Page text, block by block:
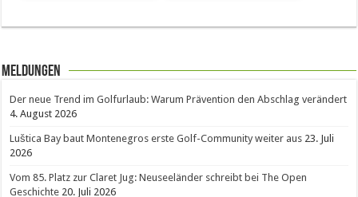
Meldungen
Der neue Trend im Golfurlaub: Warum Prävention den Abschlag verändert
4. August 2026
Luštica Bay baut Montenegros erste Golf-Community weiter aus 23. Juli
2026
Vom 85. Platz zur Claret Jug: Neuseeländer schreibt bei The Open
Geschichte 20. Juli 2026